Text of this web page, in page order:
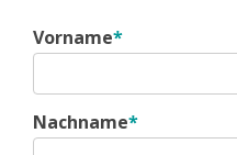
Vorname*
Nachname*